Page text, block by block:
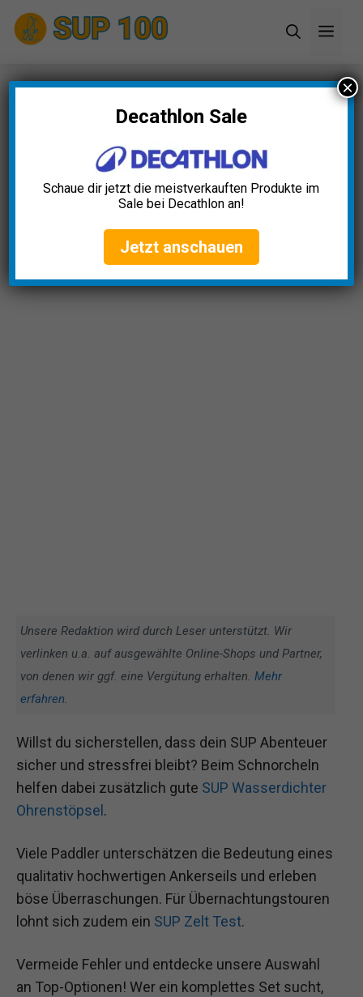
Zum
Inhalt
Startseite»Blog»SUP Ankerseil Test: Die 5
besten (Bestenliste)
SUP Ankerseil Test: Die 5
besten (Bestenliste)
Alexander Schumacher Oktober 2, 2025
Unsere Redaktion wird durch Leser unterstützt. Wir
verlinken u.a. auf ausgewählte Online-Shops und Partner,
von denen wir ggf. eine Vergütung erhalten. Mehr
erfahren.
Willst du sicherstellen, dass dein SUP Abenteuer
sicher und stressfrei bleibt? Beim Schnorcheln
helfen dabei zusätzlich gute SUP Wasserdichter
Ohrenstöpsel .
Viele Paddler unterschätzen die Bedeutung eines
qualitativ hochwertigen Ankerseils und erleben
böse Überraschungen. Für Übernachtungstouren
lohnt sich zudem ein SUP Zelt Test.
Vermeide Fehler und entdecke unsere Auswahl
an Top-Optionen! Wer ein komplettes Set sucht,
Decathlon Sale
Schaue dir jetzt die meistverkauften Produkte im
Sale bei Decathlon an!
Jetzt anschauen
×